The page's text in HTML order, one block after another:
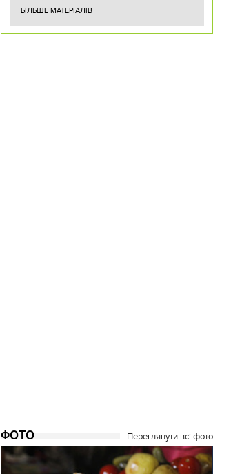
БІЛЬШЕ МАТЕРІАЛІВ
ФОТО Переглянути всі фото